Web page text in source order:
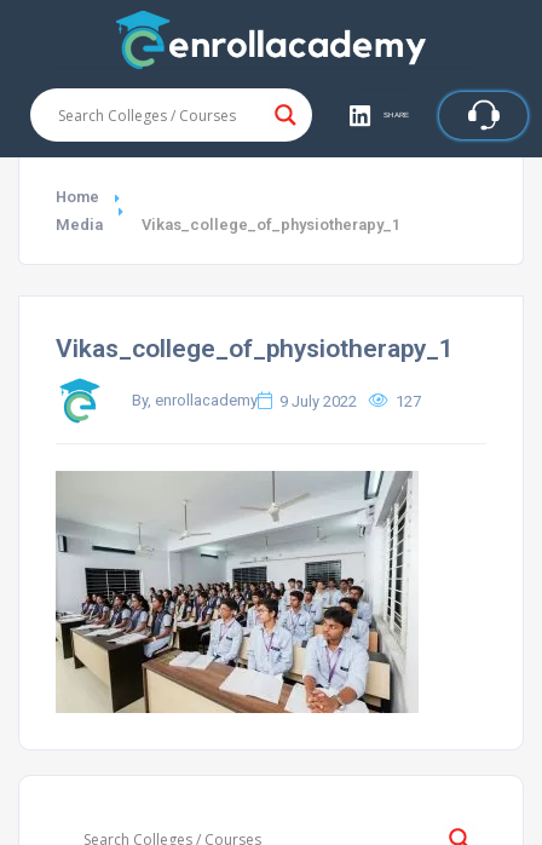
SHARE
Home
Media
Vikas_college_of_physiotherapy_1
Vikas_college_of_physiotherapy_1
By, enrollacademy 9 July 2022 127